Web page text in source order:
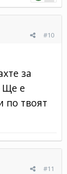
#10
за
Ще е
по твоят
#11